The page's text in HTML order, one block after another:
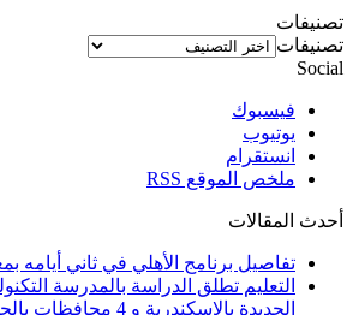
تصنيفات
تصنيفات
Social
فيسبوك
يوتيوب
انستقرام
ملخص الموقع RSS
أحدث المقالات
تفاصيل برنامج الأهلي في ثاني أيامه
التعليم تطلق الدراسة بالمدرسة
الجديدة بالإسكندرية و 4 محافظات بالجمهورية